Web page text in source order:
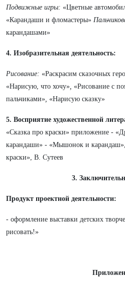
Подвижные игры: «Цветные
«Карандаши и фломастеры»
карандашами»
4. Изобразительная деятельность:
Рисование: «Раскрасим сказочных
«Нарисую, что хочу», «Рисование с
пальчиками», «Нарисую сказку»
5. Восприятие художественной
«Сказка про краски» приложение -
карандаши» - «Мышонок и
краски», В. Сутеев
3.
Продукт проектной деятельности:
- оформление выставки детских
рисовать!»